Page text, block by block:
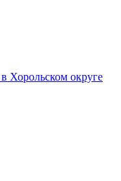
Хорольском округе